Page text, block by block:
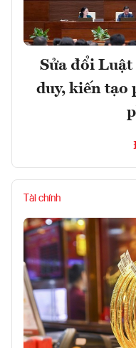
Sửa đổi
duy, kiến tạo
Tài chính